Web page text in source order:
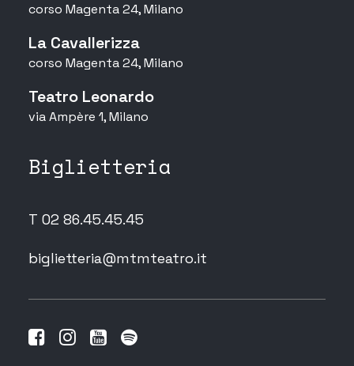
corso Magenta 24, Milano
La Cavallerizza
corso Magenta 24, Milano
Teatro Leonardo
via Ampère 1, Milano
Biglietteria
T 02 86.45.45.45
biglietteria@mtmteatro.it